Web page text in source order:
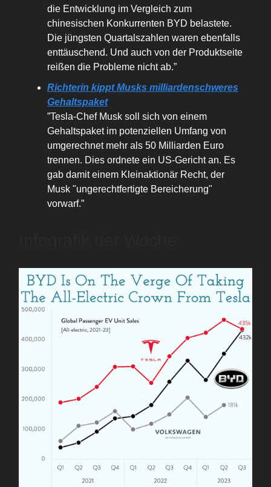
die Entwicklung im Vergleich zum
chinesischen Konkurrenten BYD belastete.
Die jüngsten Quartalszahlen waren ebenfalls
enttäuschend. Und auch von der Produktseite
reißen die Probleme nicht ab.”
Richterin kippt Musks milliardenschweres
Gehaltspaket
”Tesla-Chef Musk soll sich von einem
Gehaltspaket im potenziellen Umfang von
umgerechnet mehr als 50 Milliarden Euro
trennen. Dies ordnete ein US-Gericht an. Es
gab damit einem Kleinaktionär Recht, der
Musk "ungerechtfertigte Bereicherung"
vorwarf.”